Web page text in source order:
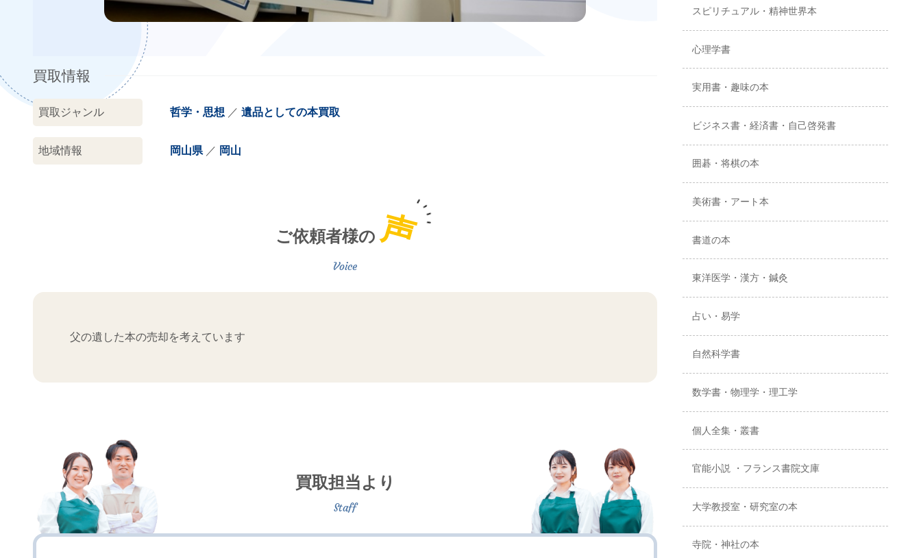
買取情報
買取ジャンル 哲学・思想 遺品としての本買取
地域情報 岡山県 岡山
ご依頼者様の 声
父の遺した本の売却を考えています
買取担当より
スピリチュアル・精神世界本
心理学書
実用書・趣味の本
ビジネス書・経済書・自己啓発書
囲碁・将棋の本
美術書・アート本
書道の本
東洋医学・漢方・鍼灸
占い・易学
自然科学書
数学書・物理学・理工学
個人全集・叢書
官能小説 ・フランス書院文庫
大学教授室・研究室の本
寺院・神社の本